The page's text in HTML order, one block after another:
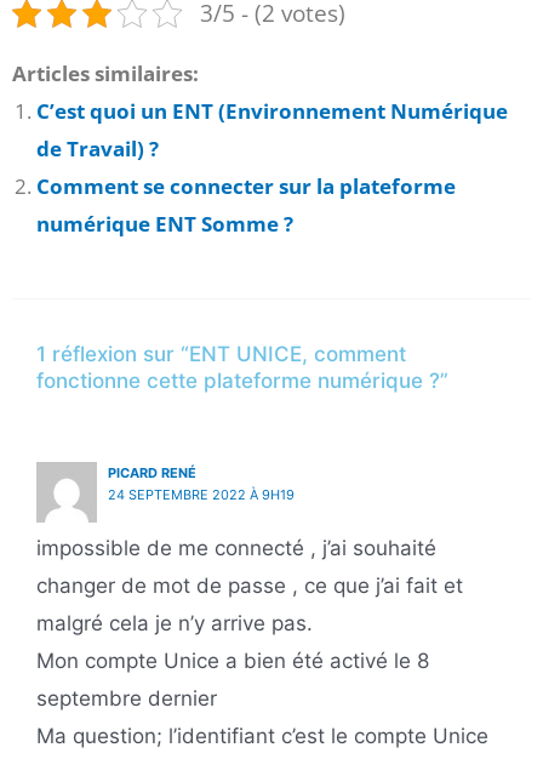
3/5 - (2 votes)
Articles similaires:
C’est quoi un ENT (Environnement Numérique
de Travail) ?
Comment se connecter sur la plateforme
numérique ENT Somme ?
1 réflexion sur “ENT UNICE, comment
fonctionne cette plateforme numérique ?”
PICARD RENÉ
24 SEPTEMBRE 2022 À 9H19
impossible de me connecté , j’ai souhaité
changer de mot de passe , ce que j’ai fait et
malgré cela je n’y arrive pas.
Mon compte Unice a bien été activé le 8
septembre dernier
Ma question; l’identifiant c’est le compte Unice